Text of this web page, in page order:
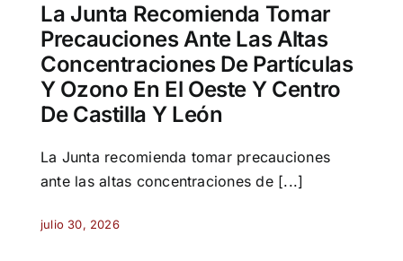
La Junta Recomienda Tomar
Precauciones Ante Las Altas
Concentraciones De Partículas
Y Ozono En El Oeste Y Centro
De Castilla Y León
La Junta recomienda tomar precauciones
ante las altas concentraciones de [...]
julio 30, 2026